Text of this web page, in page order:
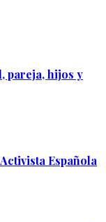
pareja, hijos y
Española